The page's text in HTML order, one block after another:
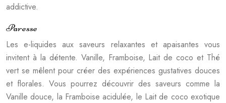
addictive.
Paresse
Les e-liquides aux saveurs relaxantes et apaisantes vous
invitent à la détente. Vanille, Framboise, Lait de coco et Thé
vert se mêlent pour créer des expériences gustatives douces
et florales. Vous pourrez découvrir des saveurs comme la
Vanille douce, la Framboise acidulée, le Lait de coco exotique